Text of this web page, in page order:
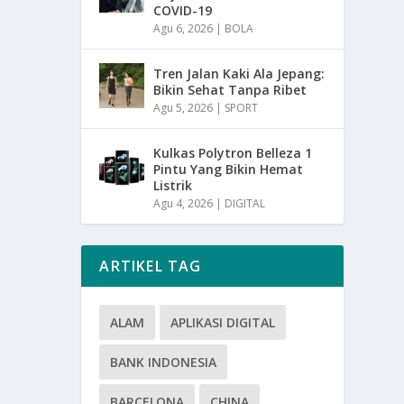
COVID-19
Agu 6, 2026 | BOLA
Tren Jalan Kaki Ala Jepang:
Bikin Sehat Tanpa Ribet
Agu 5, 2026 | SPORT
Kulkas Polytron Belleza 1
Pintu Yang Bikin Hemat
Listrik
Agu 4, 2026 | DIGITAL
ARTIKEL TAG
ALAM APLIKASI DIGITAL
BANK INDONESIA